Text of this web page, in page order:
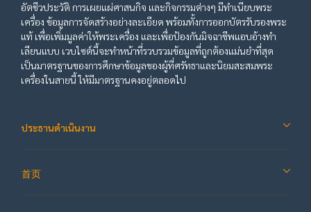
อัตชีวประวัติ การเผยแผ่ศาสนกิจ และกิจกรรมต่างๆ มีทำเนียบพระ
เครื่อง ข้อมูลการจัดสร้างอย่างละเอียด พร้อมทั้งการออกบัตรรับรองพระ
แท้ เพื่อเพิ่มมูลค่าให้พระเครื่อง และเพื่อป้องกันมิจฉาชีพแอบอ้างทำ
เลียนแบบ เวบไซต์นี้จะทำหน้าที่รวบรวมข้อมูลที่ถูกต้องแม่นยำที่สุด
เป็นมาตรฐานของการศึกษาข้อมูลของผู้ที่ศรัทธาและนิยมสะสมพระ
เครื่องในสายนี้ ให้มีมาตรฐานคงอยู่ตลอดไป
ประธานดำเนินงาน
首页